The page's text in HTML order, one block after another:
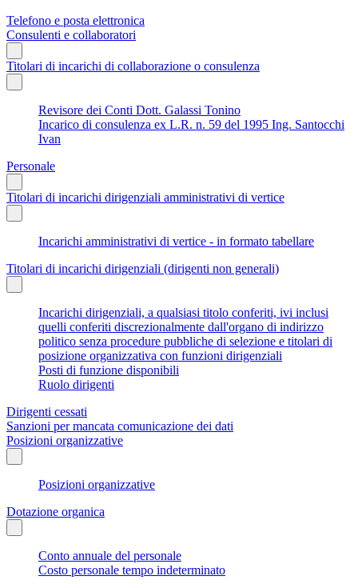
Telefono e posta elettronica
Consulenti e collaboratori
Titolari di incarichi di collaborazione o consulenza
Revisore dei Conti Dott. Galassi Tonino
Incarico di consulenza ex L.R. n. 59 del 1995 Ing. Santocchi
Ivan
Personale
Titolari di incarichi dirigenziali amministrativi di vertice
Incarichi amministrativi di vertice - in formato tabellare
Titolari di incarichi dirigenziali (dirigenti non generali)
Incarichi dirigenziali, a qualsiasi titolo conferiti, ivi inclusi
quelli conferiti discrezionalmente dall'organo di indirizzo
politico senza procedure pubbliche di selezione e titolari di
posizione organizzativa con funzioni dirigenziali
Posti di funzione disponibili
Ruolo dirigenti
Dirigenti cessati
Sanzioni per mancata comunicazione dei dati
Posizioni organizzative
Posizioni organizzative
Dotazione organica
Conto annuale del personale
Costo personale tempo indeterminato